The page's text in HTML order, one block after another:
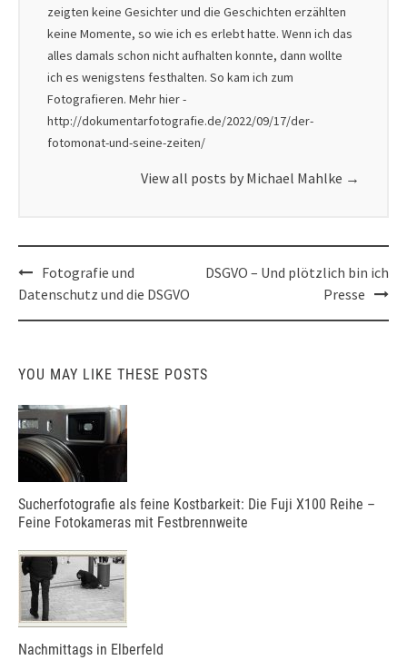
zeigten keine Gesichter und die Geschichten erzählten
keine Momente, so wie ich es erlebt hatte. Wenn ich das
alles damals schon nicht aufhalten konnte, dann wollte
ich es wenigstens festhalten. So kam ich zum
Fotografieren. Mehr hier -
http://dokumentarfotografie.de/2022/09/17/der-
fotomonat-und-seine-zeiten/
View all posts by Michael Mahlke →
Post
navigation
Fotografie und
Datenschutz und die DSGVO
DSGVO – Und plötzlich bin ich
Presse
YOU MAY LIKE THESE POSTS
Sucherfotografie als feine Kostbarkeit: Die Fuji X100 Reihe –
Feine Fotokameras mit Festbrennweite
Nachmittags in Elberfeld